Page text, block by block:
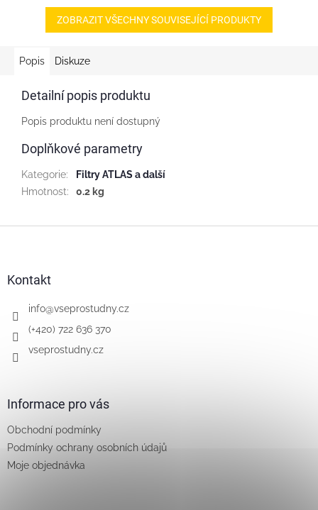
informaci -...
ZOBRAZIT VŠECHNY SOUVISEJÍCÍ PRODUKTY
Popis Diskuze
Detailní popis produktu
Popis produktu není dostupný
Doplňkové parametry
Kategorie:
Filtry ATLAS a další
Hmotnost: 0.2 kg
Kontakt
info@vseprostudny.cz
(+420) 722 636 370
vseprostudny.cz
Informace pro vás
Obchodní podmínky
Podmínky ochrany osobních údajů
Moje objednávka